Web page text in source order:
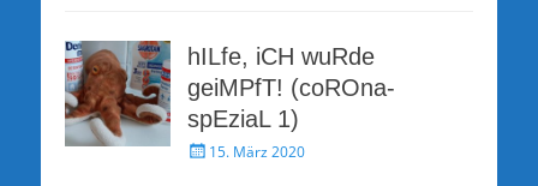
hILfe, iCH wuRde
geiMPfT! (coROna-
spEziaL 1)
Veröffentlicht
15. März 2020